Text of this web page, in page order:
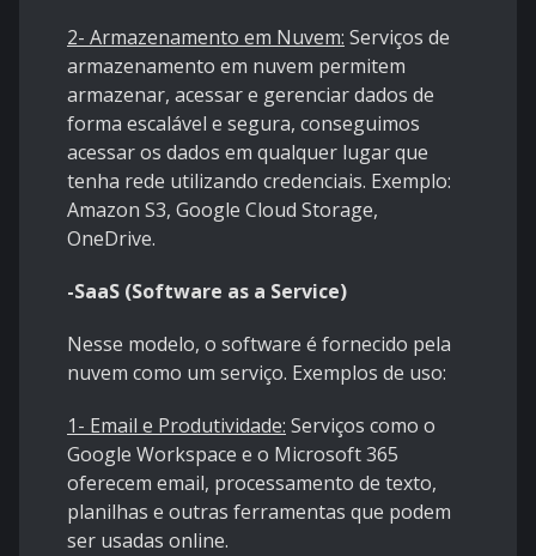
2- Armazenamento em Nuvem: Serviços de
armazenamento em nuvem permitem
armazenar, acessar e gerenciar dados de
forma escalável e segura, conseguimos
acessar os dados em qualquer lugar que
tenha rede utilizando credenciais. Exemplo:
Amazon S3, Google Cloud Storage,
OneDrive.
-SaaS (Software as a Service)
Nesse modelo, o software é fornecido pela
nuvem como um serviço. Exemplos de uso:
1- Email e Produtividade: Serviços como o
Google Workspace e o Microsoft 365
oferecem email, processamento de texto,
planilhas e outras ferramentas que podem
ser usadas online.